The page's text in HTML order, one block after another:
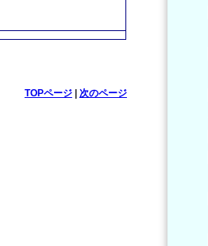
TOPページ| 次のページ